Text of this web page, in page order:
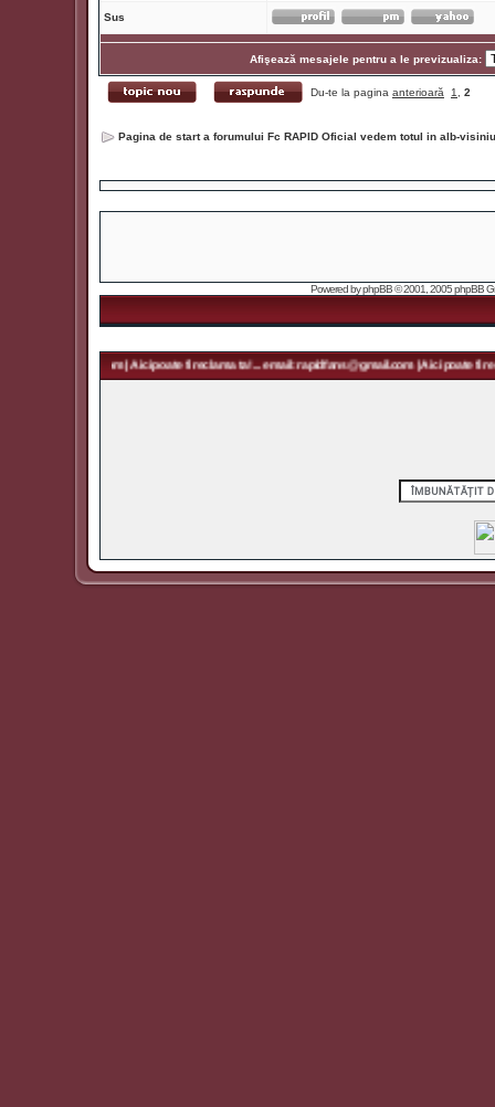
Sus
Afişează mesajele pentru a le previzualiza:
Du-te la pagina anterioară 1 2
Pagina de start a forumului Fc RAPID Oficial vedem totul in alb-
Powered byphpBB© 2001, 2005 phpBB
| Aici poate fi reclama ta! ... email: rapidfans@gmail.com | Aici poate fi